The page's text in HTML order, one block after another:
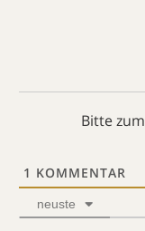
Bitte
1 KOMMENTAR
neuste